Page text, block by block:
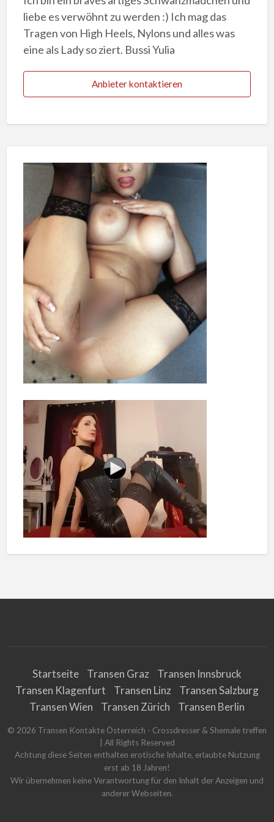
liebe es verwöhnt zu werden :) Ich mag das
Tragen von High Heels, Nylons und alles was
eine als Lady so ziert. Bussi Yulia
Anbieter kontaktieren
Startseite Transen Graz
Transen Innsbruck
Transen Klagenfurt
Transen Linz
Transen Salzburg
Transen Wien
Transen Zürich Transen Berlin
© 2026 Transen Kontakte Österreich - Crossdresser & Shemale treffen
| All Rights Reserved
Achtung diese Seiten enthalten erotische Inhalte, erlaubte Nutzung
erst ab 18 Jahren!
Wir übernehmen keine Verantwortung für den Inhalt der Anzeigen und
anderer Webseiten.